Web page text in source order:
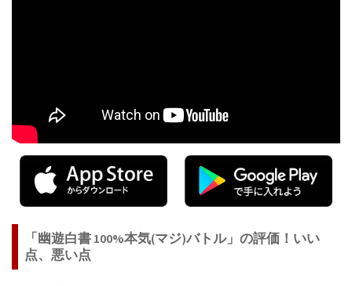
「幽遊白書 100%本気(マジ)バトル」の評価！いい
点、悪い点